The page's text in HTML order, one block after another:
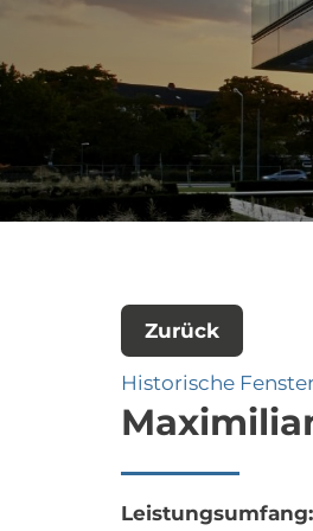
Zurück
Historische
Leistungsumfang: